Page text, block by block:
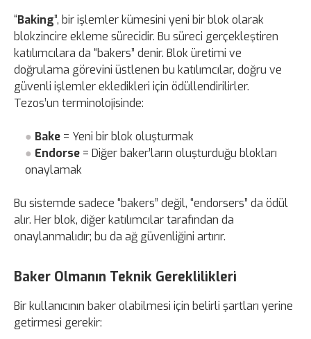
“Baking”, bir işlemler kümesini yeni bir blok olarak
blokzincire ekleme sürecidir. Bu süreci gerçekleştiren
katılımcılara da “bakers” denir. Blok üretimi ve
doğrulama görevini üstlenen bu katılımcılar, doğru ve
güvenli işlemler ekledikleri için ödüllendirilirler.
Tezos’un terminolojisinde:
Bake = Yeni bir blok oluşturmak
Endorse = Diğer baker’ların oluşturduğu blokları
onaylamak
Bu sistemde sadece “bakers” değil, “endorsers” da ödül
alır. Her blok, diğer katılımcılar tarafından da
onaylanmalıdır; bu da ağ güvenliğini artırır.
Baker Olmanın Teknik Gereklilikleri
Bir kullanıcının baker olabilmesi için belirli şartları yerine
getirmesi gerekir: